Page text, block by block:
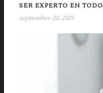
SER EXPERTO EN TODO
septiembre 20, 2023